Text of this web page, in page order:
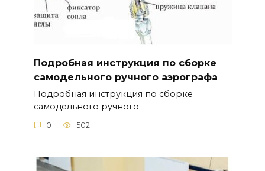
Подробная инструкция по сборке
самодельного ручного аэрографа
Подробная инструкция по сборке
самодельного ручного
0 502